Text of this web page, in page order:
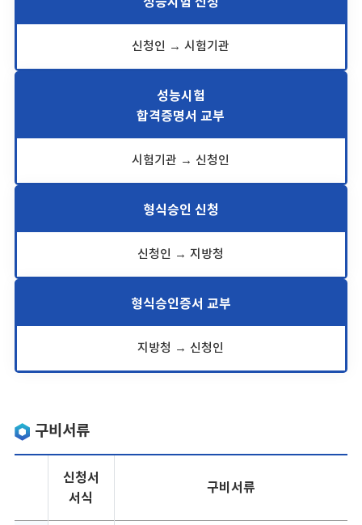
신청인 → 시험기관
성능시험
합격증명서 교부
시험기관 → 신청인
형식승인 신청
신청인 → 지방청
형식승인증서 교부
지방청 → 신청인
구비서류
신청서
서식
구비서류